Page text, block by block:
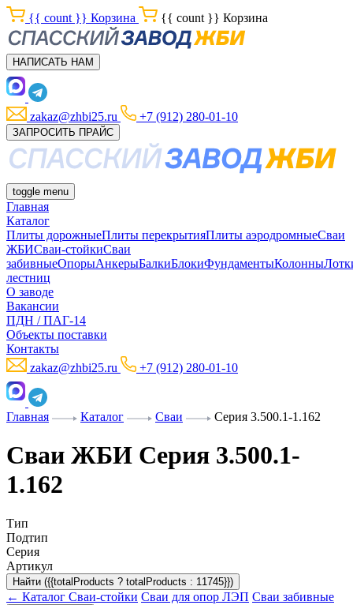
{{ count }} Корзина {{ count }} Корзина
НАПИСАТЬ НАМ
zakaz@zhbi25.ru +7 (912) 280-01-10
ЗАПРОСИТЬ ПРАЙС
toggle menu
Главная
Каталог
Плиты дорожныеПлиты перекрытияПлиты аэродромныеСваи
ЖБИСваи-стойкиСваи
забивныеОпорыАнкерыБалкиБлокиФундаментыКолонны
лестниц
О заводе
Вакансии
ПДН / ПАГ-14
Объекты поставки
Контакты
zakaz@zhbi25.ru
+7 (912) 280-01-10
Главная Каталог Сваи Серия 3.500.1-1.162
Сваи ЖБИ Серия 3.500.1-
1.162
Тип
Подтип
Серия
Артикул
Найти ({{totalProducts ? totalProducts : 11745}})
← Каталог Сваи-стойки Сваи для опор ЛЭП Сваи забивные